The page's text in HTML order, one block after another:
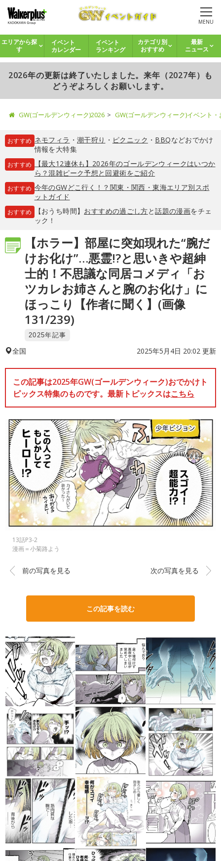
MENU
エリアから探
す
イベント
カレンダー
イベント
ランキング
カテゴリ別
おすすめ
最新
ニュース
2026年の更新は終了いたしました。来年（2027年）も
どうぞよろしくお願いします。
GW(ゴールデンウィーク)2026 GW(ゴールデンウィーク)イベント
おすすめ ネモフィラ ・ 潮干狩り ・ ピクニック ・ BBQなどおでかけ
情報を大特集
おすすめ
【最大12連休も】2026年のゴールデンウィークはいつか
ら？混雑ピーク予想と回避術をご紹介
おすすめ 今年のGWどこ行く！？関東・関西・東海エリア別スポ
ットガイド
おすすめ 【おうち時間】 おすすめの過ごし方と話題の漫画をチェ
ック！
【ホラー】部屋に突如現れた“腕だ
けお化け”…悪霊!?と思いきや超紳
士的！不思議な同居コメディ「お
ツカレお姉さんと腕のお化け」に
ほっこり【作者に聞く】(画像
131/239)
2025年記事
全国 2025年5月4日 20:02 更新
この記事は2025年GW(ゴールデンウィーク)おでかけト
ピックス特集のものです。最新トピックスはこちら
13話P3-2
漫画＝小菊路よう
前の写真を見る 次の写真を見る
この記事を読む